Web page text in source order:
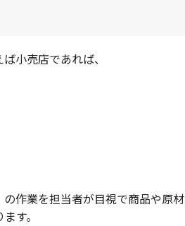
小売店であれば、
作業を担当者が目視で商品や原材
す。